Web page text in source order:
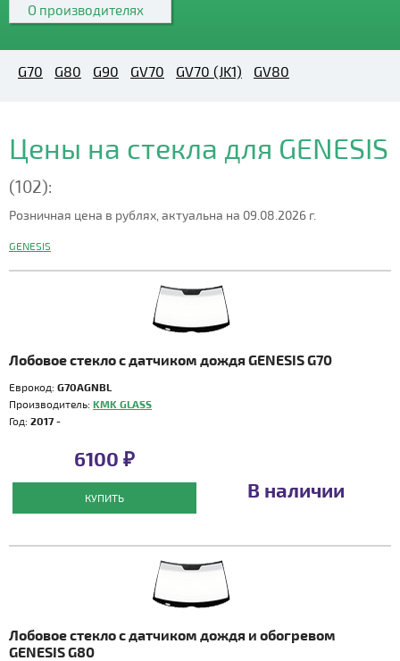
О производителях
G70 G80 G90 GV70 GV70 (JK1) GV80
Цены на стекла для GENESIS
(102):
Розничная цена в рублях, актуальна на 09.08.2026 г.
GENESIS
Лобовое стекло с датчиком дождя GENESIS G70
Еврокод: G70AGNBL
Производитель: KMK GLASS
Год: 2017 -
6100 ₽
КУПИТЬ В наличии
Лобовое стекло с датчиком дождя и обогревом
GENESIS G80